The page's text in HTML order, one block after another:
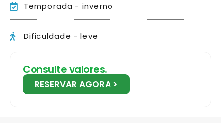
Temporada - inverno
Dificuldade - leve
Consulte valores.
RESERVAR AGORA >